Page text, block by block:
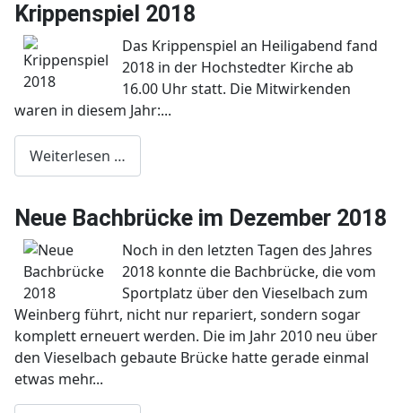
Krippenspiel 2018
Das Krippenspiel an Heiligabend fand
2018 in der Hochstedter Kirche ab
16.00 Uhr statt. Die Mitwirkenden
waren in diesem Jahr:...
Weiterlesen …
Neue Bachbrücke im Dezember 2018
Noch in den letzten Tagen des Jahres
2018 konnte die Bachbrücke, die vom
Sportplatz über den Vieselbach zum
Weinberg führt, nicht nur repariert, sondern sogar
komplett erneuert werden. Die im Jahr 2010 neu über
den Vieselbach gebaute Brücke hatte gerade einmal
etwas mehr...